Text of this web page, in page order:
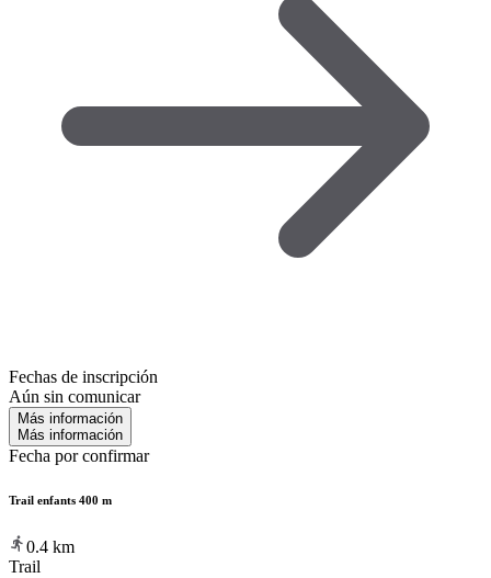
Fechas de inscripción
Aún sin comunicar
Más información
Más información
Fecha por confirmar
Trail enfants 400 m
0.4 km
Trail